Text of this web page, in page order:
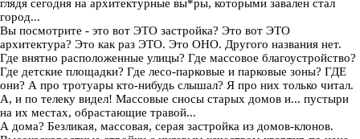
глядя сегодня на архитектурные вы*ры, которыми завален стал
город...
Вы посмотрите - это вот ЭТО застройка? Это вот ЭТО
архитектура? Это как раз ЭТО. Это ОНО. Другого названия нет.
Где внятно расположенные улицы? Где массовое благоустройство?
Где детские площадки? Где лесо-парковые и парковые зоны? ГДЕ
они? А про тротуары кто-нибудь слышал? Я про них только читал.
А, и по телеку видел! Массовые сносы старых домов и... пустыри
на их местах, обрастающие травой...
А дома? Безликая, массовая, серая застройка из домов-клонов.